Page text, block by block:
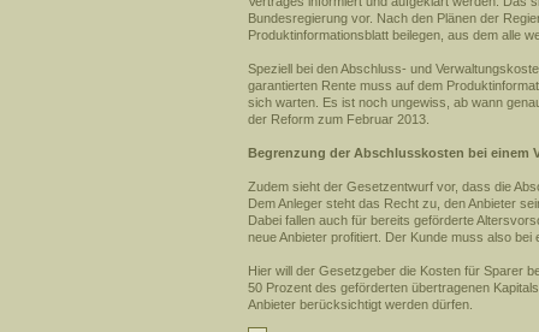
Bundesregierung vor. Nach den Plänen der
Produktinformationsblatt beilegen, aus dem alle
Speziell bei den Abschluss- und
garantierten Rente muss auf dem
sich warten. Es ist noch ungewiss, ab wann
der Reform zum Februar 2013.
Begrenzung der Abschlusskosten bei einem
Zudem sieht der Gesetzentwurf vor, dass die
Dem Anleger steht das Recht zu, den Anbieter
Dabei fallen auch für bereits geförderte
neue Anbieter profitiert. Der Kunde muss also
Hier will der Gesetzgeber die Kosten für Sparer
50 Prozent des geförderten übertragenen
Anbieter berücksichtigt werden dürfen.